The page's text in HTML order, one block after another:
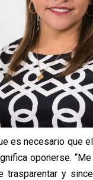
es necesario que
oponerse.
y